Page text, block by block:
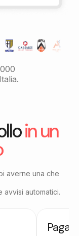
in un
averne una che
avvisi automatici.